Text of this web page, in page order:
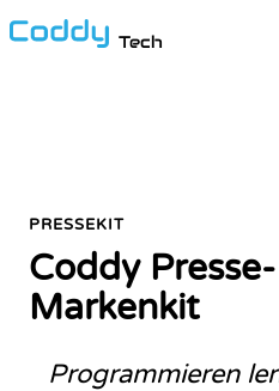
Tech
PRESSEKIT
Coddy
Markenkit
Programmieren